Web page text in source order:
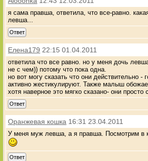
я сама правша, ответила, что все-равно.
левша...
Ответ
Елена179 22:15 01.04.2011
ответила что все равно. но у меня дочь
не с чем)) потому что пока одна.
но вот могу сказать что они действительно -
активно жестикулируют. Также малыш
хотя наверное это мягко сказано- они просто
Ответ
Оранжевая кошка 16:31 23.04.2011
У меня муж левша, а я правша. Посмотрим в
Ответ